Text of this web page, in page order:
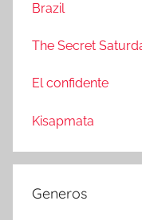
Brazil
The Secret
El confidente
Kisapmata
Generos